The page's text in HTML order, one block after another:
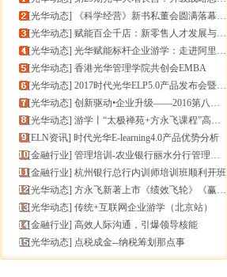
[光华动态]
《科学经营》新书私董会圆满落幕｜用科学经营助推企业高
[光华动态] 赋能百企千店：新零售人才发展与组织能力微诊断
[光华动态] 光华赋能标杆企业游学：走进阿里巴巴+绿城管理集团
[光华动态] 香港光华管理学院共创会EMBA
[光华动态] 2017时代光华ELP5.0产品发布会暨构建企业员工
[光华动态] 创新驱动•企业升级——2016第八届（中
[光华动态] 游学丨“太极禅苑+方永飞课程”高端商圈项目启动
[ELN资讯] 时代光华E-learning4.0产品优势分析
[金融行业] 管理培训-农业银行丽水分行管理培训
[金融行业] 杭州银行总行内训师培训班顺利开班
[光华动态] 方永飞新著上市《绩效飞轮》《赢在中层》六折抢鲜！
[光华动态] 传统+互联网企业游学（北京站）
[金融行业] 高效人际沟通，引爆领导核能
[光华动态] 点税成金--纳税筹划那点事